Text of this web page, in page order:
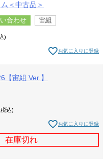
＜中古品＞
合わせ 宙組
お気に入りに登録
宙組 Ver.】
税込
お気に入りに登録
在庫切れ